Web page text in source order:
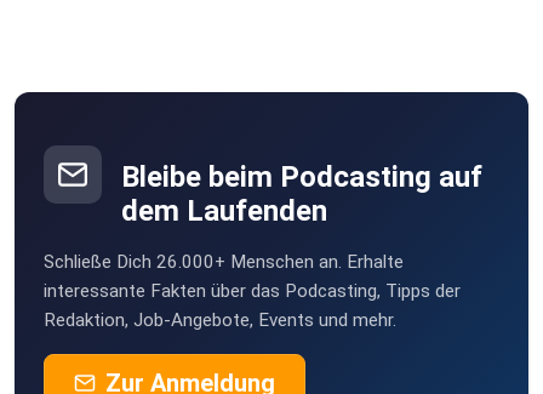
Bleibe beim Podcasting auf
dem Laufenden
Schließe Dich 26.000+ Menschen an. Erhalte
interessante Fakten über das Podcasting, Tipps der
Redaktion, Job-Angebote, Events und mehr.
Zur Anmeldung